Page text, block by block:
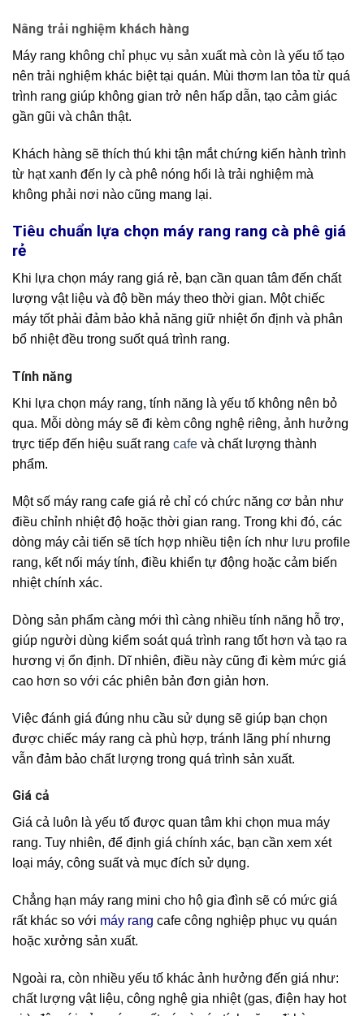
Nâng trải nghiệm khách hàng
Máy rang không chỉ phục vụ sản xuất mà còn là yếu tố tạo
nên trải nghiệm khác biệt tại quán. Mùi thơm lan tỏa từ quá
trình rang giúp không gian trở nên hấp dẫn, tạo cảm giác
gần gũi và chân thật.
Khách hàng sẽ thích thú khi tận mắt chứng kiến hành trình
từ hạt xanh đến ly cà phê nóng hổi là trải nghiệm mà
không phải nơi nào cũng mang lại.
Tiêu chuẩn lựa chọn máy rang rang cà phê giá
rẻ
Khi lựa chọn máy rang giá rẻ, bạn cần quan tâm đến chất
lượng vật liệu và độ bền máy theo thời gian. Một chiếc
máy tốt phải đảm bảo khả năng giữ nhiệt ổn định và phân
bổ nhiệt đều trong suốt quá trình rang.
Tính năng
Khi lựa chọn máy rang, tính năng là yếu tố không nên bỏ
qua. Mỗi dòng máy sẽ đi kèm công nghệ riêng, ảnh hưởng
trực tiếp đến hiệu suất rang cafe và chất lượng thành
phẩm.
Một số máy rang cafe giá rẻ chỉ có chức năng cơ bản như
điều chỉnh nhiệt độ hoặc thời gian rang. Trong khi đó, các
dòng máy cải tiến sẽ tích hợp nhiều tiện ích như lưu profile
rang, kết nối máy tính, điều khiển tự động hoặc cảm biến
nhiệt chính xác.
Dòng sản phẩm càng mới thì càng nhiều tính năng hỗ trợ,
giúp người dùng kiểm soát quá trình rang tốt hơn và tạo ra
hương vị ổn định. Dĩ nhiên, điều này cũng đi kèm mức giá
cao hơn so với các phiên bản đơn giản hơn.
Việc đánh giá đúng nhu cầu sử dụng sẽ giúp bạn chọn
được chiếc máy rang cà phù hợp, tránh lãng phí nhưng
vẫn đảm bảo chất lượng trong quá trình sản xuất.
Giá cả
Giá cả luôn là yếu tố được quan tâm khi chọn mua máy
rang. Tuy nhiên, để định giá chính xác, bạn cần xem xét
loại máy, công suất và mục đích sử dụng.
Chẳng hạn máy rang mini cho hộ gia đình sẽ có mức giá
rất khác so với máy rang cafe công nghiệp phục vụ quán
hoặc xưởng sản xuất.
Ngoài ra, còn nhiều yếu tố khác ảnh hưởng đến giá như:
chất lượng vật liệu, công nghệ gia nhiệt (gas, điện hay hot